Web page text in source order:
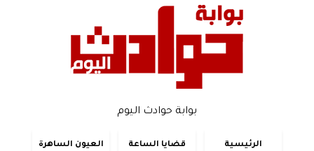
بوابة حوادث اليوم
الرئيسية قضايا الساعة العيون الساهرة